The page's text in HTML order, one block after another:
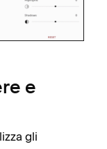
e
gli